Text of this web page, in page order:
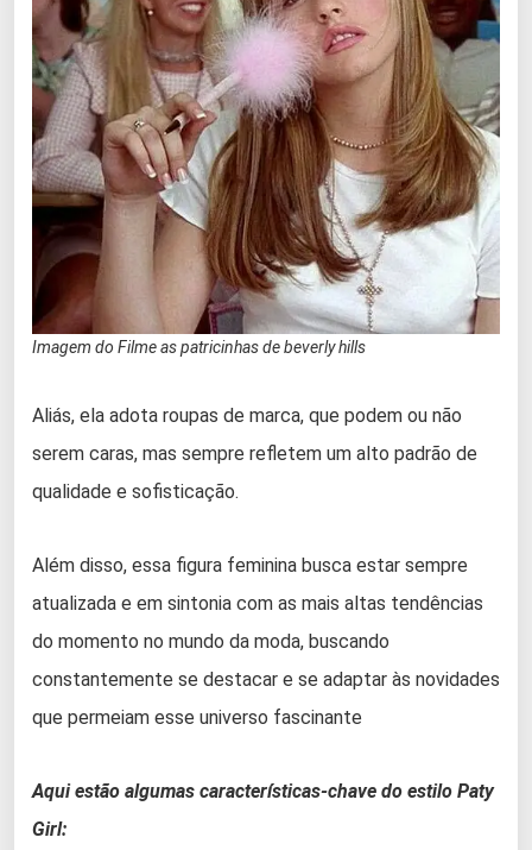
Imagem do Filme as patricinhas de beverly hills
Aliás, ela adota roupas de marca, que podem ou não
serem caras, mas sempre refletem um alto padrão de
qualidade e sofisticação.
Além disso, essa figura feminina busca estar sempre
atualizada e em sintonia com as mais altas tendências
do momento no mundo da moda, buscando
constantemente se destacar e se adaptar às novidades
que permeiam esse universo fascinante
Aqui estão algumas características-chave do estilo Paty
Girl: